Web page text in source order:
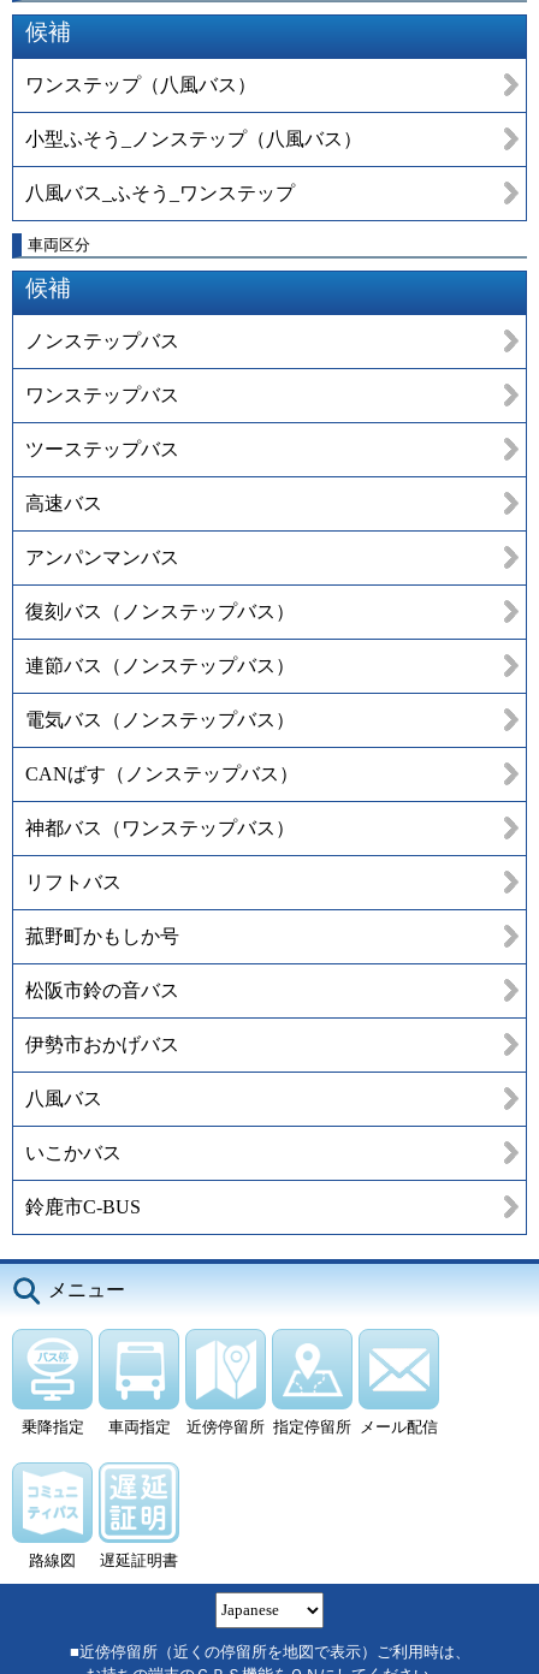
候補
ワンステップ（八風バス）
小型ふそう_ノンステップ（八風バス）
八風バス_ふそう_ワンステップ
車両区分
候補
ノンステップバス
ワンステップバス
ツーステップバス
高速バス
アンパンマンバス
復刻バス（ノンステップバス）
連節バス（ノンステップバス）
電気バス（ノンステップバス）
CANばす（ノンステップバス）
神都バス（ワンステップバス）
リフトバス
菰野町かもしか号
松阪市鈴の音バス
伊勢市おかげバス
八風バス
いこかバス
鈴鹿市C-BUS
メニュー
乗降指定 車両指定 近傍停留所 指定停留所 メール配信
路線図 遅延証明書
■近傍停留所（近くの停留所を地図で表示）ご利用時は、